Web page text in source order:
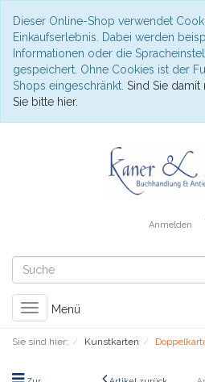
Dieser Online-Shop verwendet
Einkaufserlebnis. Dabei werden
Informationen oder die
gespeichert. Ohne Cookies ist der
Shops eingeschränkt. Sind Sie damit
Sie bitte hier.
Anmelden
Toggle
navigation
Menü
Sie sind hier: Kunstkarten